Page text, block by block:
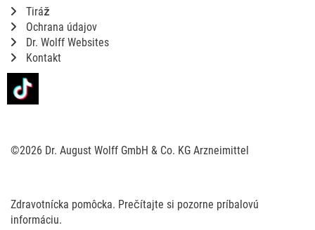
Tiráž
Ochrana údajov
Dr. Wolff Websites
Kontakt
©2026 Dr. August Wolff GmbH & Co. KG Arzneimittel
Zdravotnícka pomôcka. Prečítajte si pozorne príbalovú
informáciu.